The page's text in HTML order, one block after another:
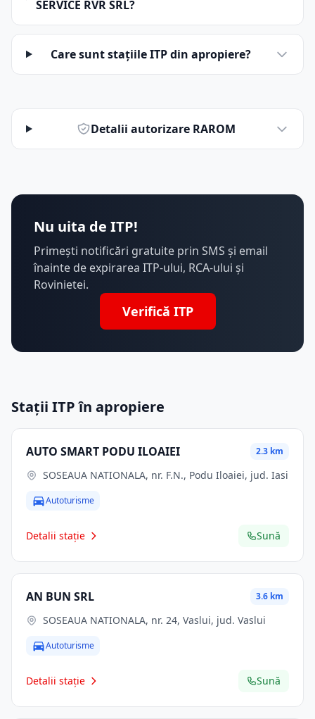
SERVICE RVR SRL?
Care sunt stațiile ITP din apropiere?
Detalii autorizare RAROM
Nu uita de ITP!
Primești notificări gratuite prin SMS și email
înainte de expirarea ITP-ului, RCA-ului și
Rovinietei.
Verifică ITP
Stații ITP în apropiere
AUTO SMART PODU ILOAIEI 2.3 km
SOSEAUA NATIONALA, nr. F.N., Podu Iloaiei, jud. Iasi
Autoturisme
Detalii stație Sună
AN BUN SRL 3.6 km
SOSEAUA NATIONALA, nr. 24, Vaslui, jud. Vaslui
Autoturisme
Detalii stație Sună